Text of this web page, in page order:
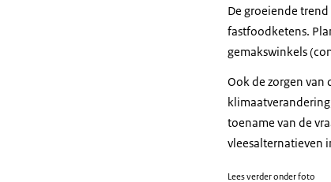
De groeiende
fastfoodketens.
gemakswinkels (
Ook de zorgen
toename van de
vleesalternatieven
Lees verder onder foto